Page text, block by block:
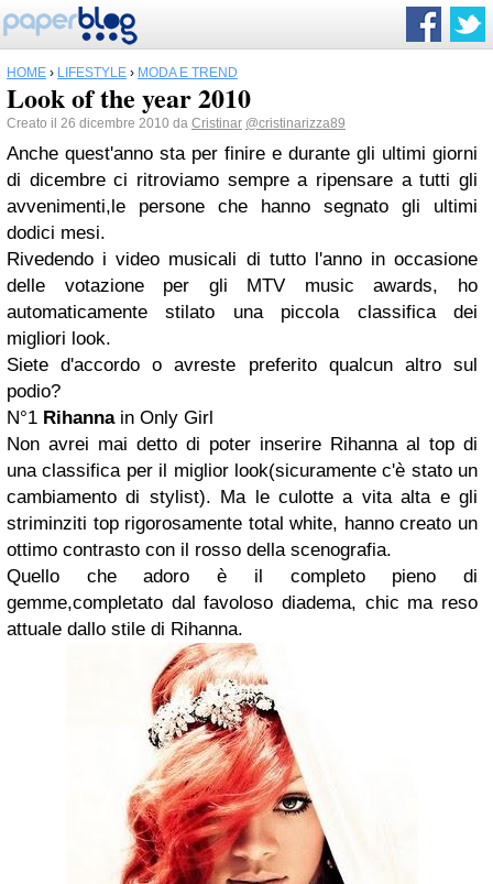
HOME › LIFESTYLE › MODA E TREND
Look of the year 2010
Creato il 26 dicembre 2010 da Cristinar @cristinarizza89
Anche quest'anno sta per finire e durante gli ultimi giorni
di dicembre ci ritroviamo sempre a ripensare a tutti gli
avvenimenti,le persone che hanno segnato gli ultimi
dodici mesi.
Rivedendo i video musicali di tutto l'anno in occasione
delle votazione per gli MTV music awards, ho
automaticamente stilato una piccola classifica dei
migliori look.
Siete d'accordo o avreste preferito qualcun altro sul
podio?
N°1 Rihannain Only Girl
Non avrei mai detto di poter inserire Rihanna al top di
una classifica per il miglior look(sicuramente c'è stato un
cambiamento di stylist). Ma le culotte a vita alta e gli
striminziti top rigorosamente total white, hanno creato un
ottimo contrasto con il rosso della scenografia.
Quello che adoro è il completo pieno di
gemme,completato dal favoloso diadema, chic ma reso
attuale dallo stile di Rihanna.